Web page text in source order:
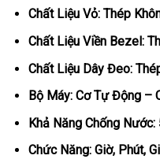
Chất Liệu Vỏ: Thép
Chất Liệu Viền Bezel:
Chất Liệu Dây Đeo:
Bộ Máy: Cơ Tự Động –
Khả Năng Chống Nước:
Chức Năng: Giờ, Phút,